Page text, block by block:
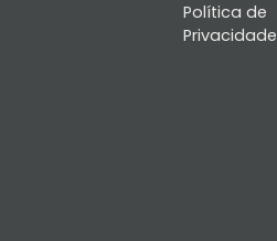
Política de
Privacidade